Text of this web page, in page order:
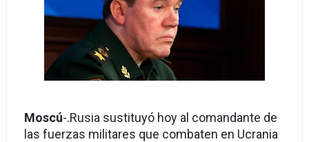
Moscú-.Rusia sustituyó hoy al comandante de
las fuerzas militares que combaten en Ucrania